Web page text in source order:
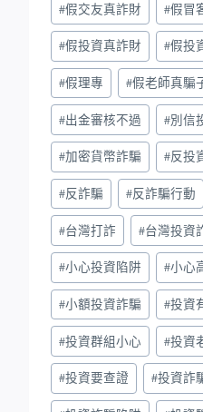
#假交友真詐財 #假冒
#假投資真詐財 #假投
#假理專 #假老師真騙
#出金審核不過 #別信
#加密貨幣詐騙 #反投
#反詐騙 #反詐騙行動
#台灣打詐 #台灣投資
#小心投資陷阱 #小心
#小額投資詐騙 #投資
#投資群組小心 #投資
#投資要查證 #投資詐